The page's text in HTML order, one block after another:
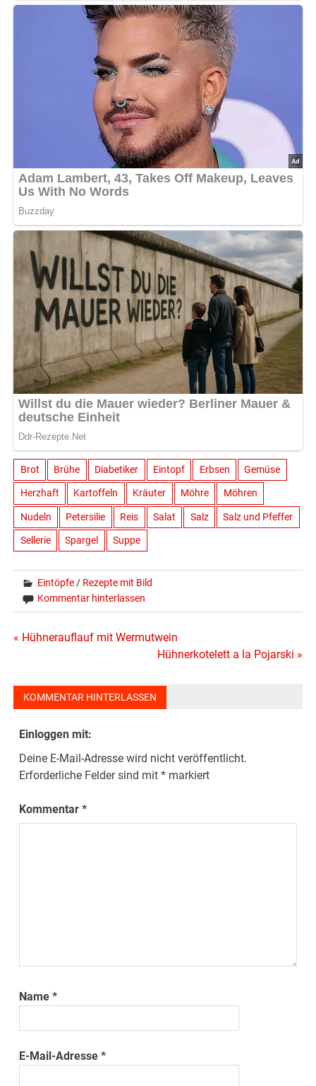
Brot Brühe Diabetiker Eintopf Erbsen Gemüse
Herzhaft Kartoffeln Kräuter Möhre Möhren
Nudeln Petersilie Reis Salat Salz Salz und Pfeffer
Sellerie Spargel Suppe
Eintöpfe/ Rezepte mit Bild
Kommentar hinterlassen
Beitragsnavigation
« Hühnerauflauf mit Wermutwein
Hühnerkotelett a la Pojarski »
KOMMENTAR HINTERLASSEN
Einloggen mit:
Deine E-Mail-Adresse wird nicht veröffentlicht.
Erforderliche Felder sind mit* markiert
Kommentar*
Name*
E-Mail-Adresse*